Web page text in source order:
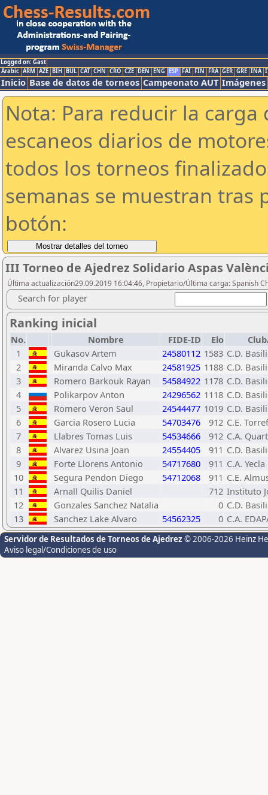
Logged on: Gast
Arabic ARM AZE BIH BUL CAT CHN CRO CZE DEN ENG ESP FAI FIN FRA GER GRE INA
Inicio Base de datos de torneos Campeonato AUT Imágenes
Nota: Para reducir la
escaneos diarios de
todos los torneos
semanas se muestran tras
botón:
III Torneo de Ajedrez Solidario Aspas
Última actualización29.09.2019 16:04:46, Propietario/Última carga: Spanish
Search for player
Ranking inicial
No. Nombre FIDE-ID Elo
1
Gukasov Artem 24580112 1583 C.D.
2
Miranda Calvo Max 24581925 1188 C.D.
3
Romero Barkouk Rayan 54584922 1178 C.D.
4
Polikarpov Anton 24296562 1118 C.D.
5
Romero Veron Saul 24544477 1019 C.D.
6
Garcia Rosero Lucia 54703476 912 C.E.
7
Llabres Tomas Luis 54534666 912 C.A.
8
Alvarez Usina Joan 24554405 911 C.D.
9
Forte Llorens Antonio 54717680 911 C.A. Yecla
10
Segura Pendon Diego 54712068 911 C.E.
11
Arnall Quilis Daniel 712 Instituto
12
Gonzales Sanchez Natalia 0 C.D.
13
Sanchez Lake Alvaro 54562325 0 C.A.
Servidor de Resultados de Torneos de Ajedrez © 2006-2026 Heinz
Aviso legal/Condiciones de uso